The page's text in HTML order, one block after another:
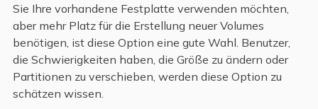
Sie Ihre vorhandene Festplatte verwenden möchten,
aber mehr Platz für die Erstellung neuer Volumes
benötigen, ist diese Option eine gute Wahl. Benutzer,
die Schwierigkeiten haben, die Größe zu ändern oder
Partitionen zu verschieben, werden diese Option zu
schätzen wissen.